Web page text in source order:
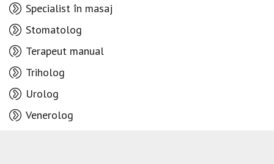
Specialist în masaj
Stomatolog
Terapeut manual
Triholog
Urolog
Venerolog